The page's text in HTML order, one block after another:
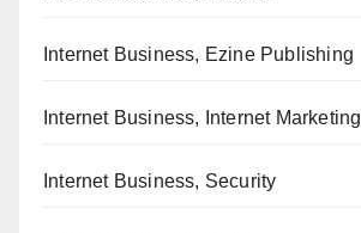
Internet Business, Ezine Publishing
Internet Business, Internet Marketing
Internet Business, Security